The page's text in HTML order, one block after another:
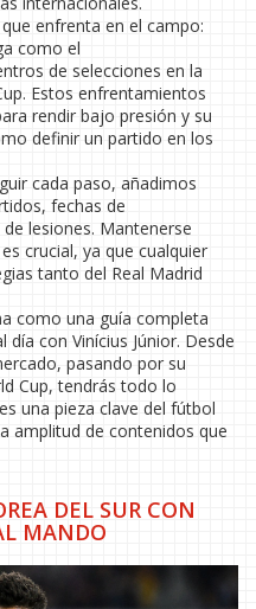
enfrenta en el campo:
como el
de selecciones en la
Estos enfrentamientos
rendir bajo presión y su
definir un partido en los
cada paso, añadimos
fechas de
lesiones. Mantenerse
crucial, ya que cualquier
tanto del Real Madrid
como una guía completa
con Vinícius Júnior. Desde
pasando por su
Cup, tendrás todo lo
una pieza clave del fútbol
amplitud de contenidos que
DEL SUR CON
MANDO